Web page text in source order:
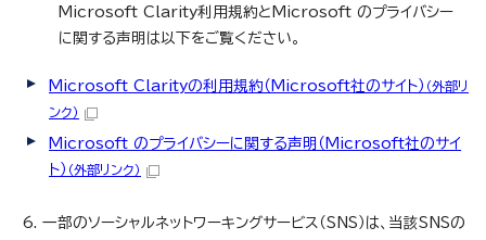
Microsoft Clarity利用規約とMicrosoft のプライバシー
に関する声明は以下をご覧ください。
Microsoft Clarityの利用規約（Microsoft社のサイト） （外部リ
ンク）
Microsoft のプライバシーに関する声明（Microsoft社のサイ
ト） （外部リンク）
一部のソーシャルネットワーキングサービス（SNS）は、当該SNSの